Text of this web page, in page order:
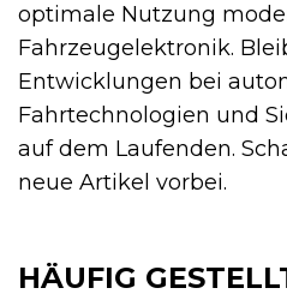
optimale Nutzung
Fahrzeugelektronik.
Entwicklungen bei
Fahrtechnologien und
auf dem Laufenden.
neue Artikel vorbei.
HÄUFIG